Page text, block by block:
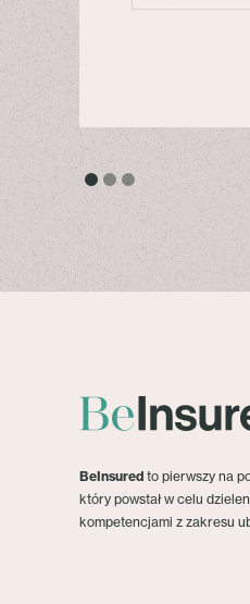
BeInsured to pierwszy na
który powstał w celu
kompetencjami z zakresu